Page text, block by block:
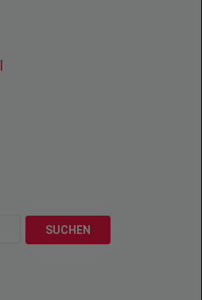
SUCHEN